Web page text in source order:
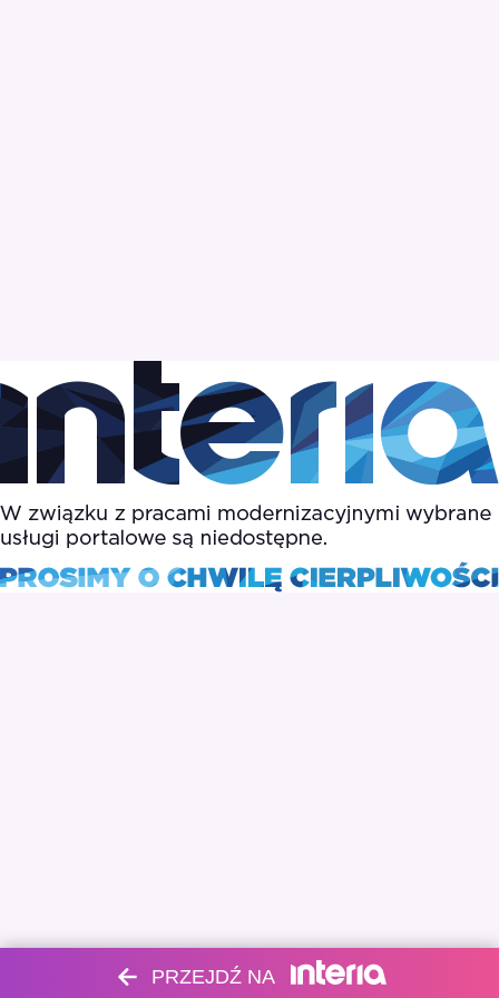
PRZEJDŹ NA